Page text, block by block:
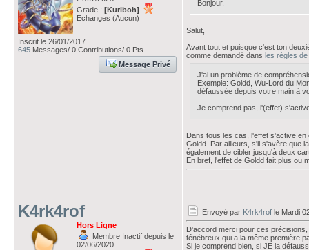
Grade : [Kuriboh]
Echanges (Aucun)
Inscrit le 26/01/2017
645 Messages/ 0 Contributions/ 0 Pts
Message Privé
Bonjour,
Salut,
Avant tout et puisque c'est ton
comme demandé dans les règles
J'ai un problème de
Exemple: Goldd, Wu-Lord du
défaussée depuis votre main à
Je comprend pas, l'(effet)
Dans tous les cas, l'effet s'active
Goldd. Par ailleurs, s'il s'avère que
également de cibler jusqu'à deux
En bref, l'effet de Goldd fait plus ou
K4rk4rof
Hors Ligne
Membre Inactif depuis le
02/06/2020
Envoyé par K4rk4rof le Mardi
D'accord merci pour ces
ténébreux qui a la même première
Si je comprend bien, si JE la